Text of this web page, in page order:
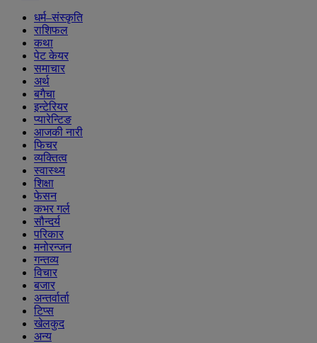
धर्म–संस्कृति
राशिफल
कथा
पेट केयर
समाचार
अर्थ
बगैचा
इन्टेरियर
प्यारेन्टिङ
आजकी नारी
फिचर
व्यक्तित्व
स्वास्थ्य
शिक्षा
फेसन
कभर गर्ल
सौन्दर्य
परिकार
मनोरन्जन
गन्तव्य
विचार
बजार
अन्तर्वार्ता
टिप्स
खेलकुद
अन्य